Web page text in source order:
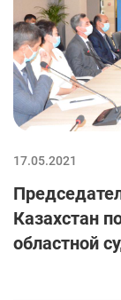
17.05.2021
Казахстан
областной